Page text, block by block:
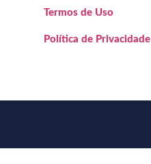
Termos de Uso
Política de Privacidade